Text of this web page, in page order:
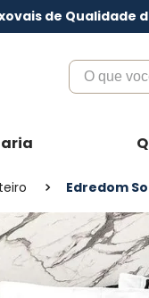
de Qualidade
O que você
Edredom